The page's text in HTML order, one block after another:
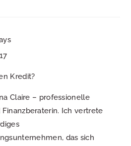
Kredit?
Claire – professionelle
Ich vertrete
das sich